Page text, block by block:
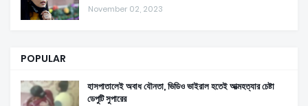
November 02, 2023
POPULAR
হাসপাতালেই অবাধ যৌনতা, ভিডিও ভাইরাল হতেই আত্মহত্যার চেষ্টা
ডেপুটি সুপারের